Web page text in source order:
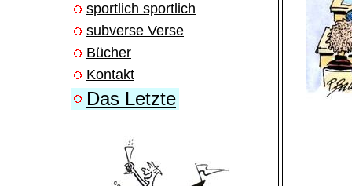
sportlich sportlich
subverse Verse
Bücher
Kontakt
Das Letzte